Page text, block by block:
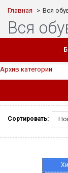
Главная Вся
Вся
Архив категории
Сортировать: